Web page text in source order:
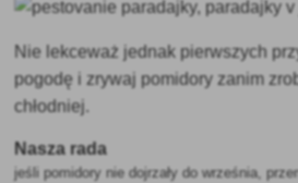
Nie lekceważ jednak pierwszych
pogodę i zrywaj pomidory zanim
chłodniej.
Nasza rada
jeśli pomidory nie dojrzały do września,